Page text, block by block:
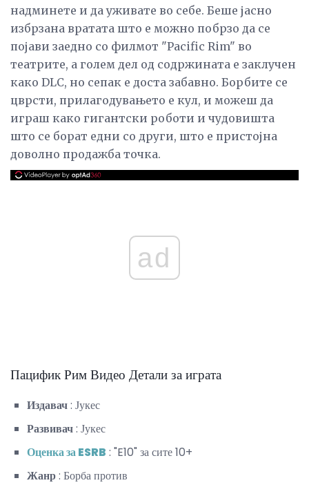
надминете и да уживате во себе. Беше јасно
избрзана вратата што е можно побрзо да се
појави заедно со филмот "Pacific Rim" во
театрите, а голем дел од содржината е заклучен
како DLC, но сепак е доста забавно. Борбите се
цврсти, прилагодувањето е кул, и можеш да
играш како гигантски роботи и чудовишта
што се борат едни со други, што е пристојна
доволно продажба точка.
ad
Пацифик Рим Видео Детали за играта
Издавач: Јукес
Развивач: Јукес
Оценка за ESRB : "E10" за сите 10+
Жанр: Борба против